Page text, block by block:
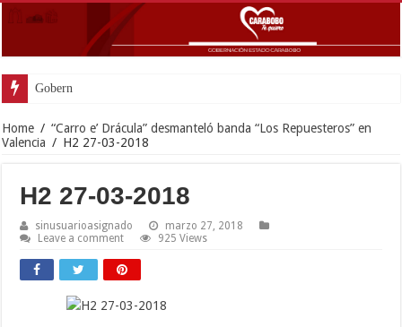
Gobernador Lacava y alcaldesa Riera
Home / “Carro e’ Drácula” desmanteló banda “Los Repuesteros” en
Valencia / H2 27-03-2018
H2 27-03-2018
sinusuarioasignado
marzo 27, 2018
Leave a comment
925 Views